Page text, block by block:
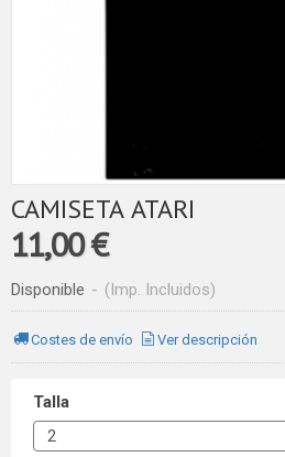
CAMISETA ATARI
11,00 €
Disponible - (Imp. Incluidos)
Costes de envío Ver descripción
Talla